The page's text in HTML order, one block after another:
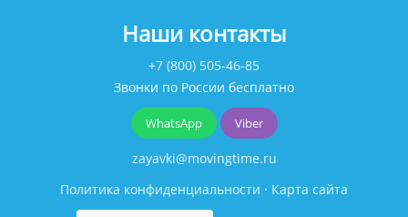
Наши контакты
+7 (800) 505-46-85
Звонки по России бесплатно
WhatsApp Viber
zayavki@movingtime.ru
Политика конфиденциальности · Карта сайта